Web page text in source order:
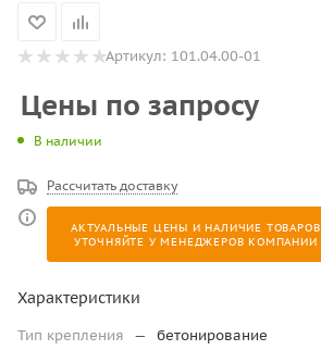
Артикул: 101.04.00-01
Цены по запросу
В наличии
Рассчитать доставку
АКТУАЛЬНЫЕ ЦЕНЫ И НАЛИЧИЕ ТОВАРОВ
УТОЧНЯЙТЕ У МЕНЕДЖЕРОВ КОМПАНИИ
Характеристики
Тип крепления —
бетонирование